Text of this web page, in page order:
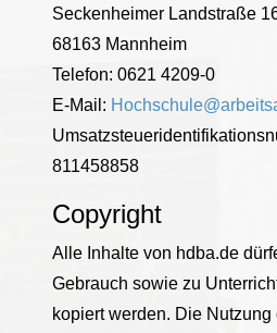
Seckenheimer Landstraße
68163 Mannheim
Telefon: 0621 4209-0
E-Mail:
811458858
Copyright
Alle Inhalte von hdba.de
Gebrauch sowie zu
kopiert werden. Die Nutzung